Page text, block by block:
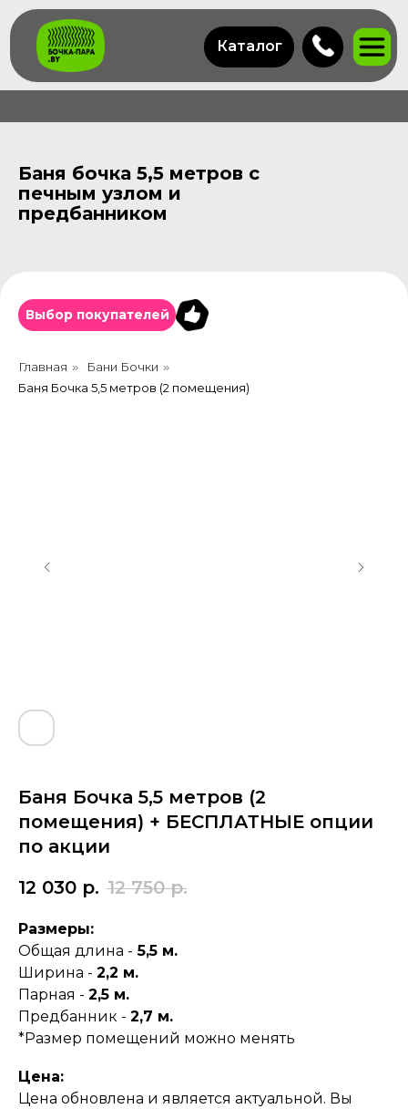
Каталог
Баня бочка 5,5 метров с
печным узлом и
предбанником
Выбор покупателей
Главная » Бани Бочки »
Баня Бочка 5,5 метров (2 помещения)
Баня Бочка 5,5 метров (2
помещения) + БЕСПЛАТНЫЕ опции
по акции
12 030 р. 12 750 р.
Размеры:
Общая длина - 5,5 м.
Ширина - 2,2 м.
Парная - 2,5 м.
Предбанник - 2,7 м.
*Размер помещений можно менять
Цена:
Цена обновлена и является актуальной. Вы